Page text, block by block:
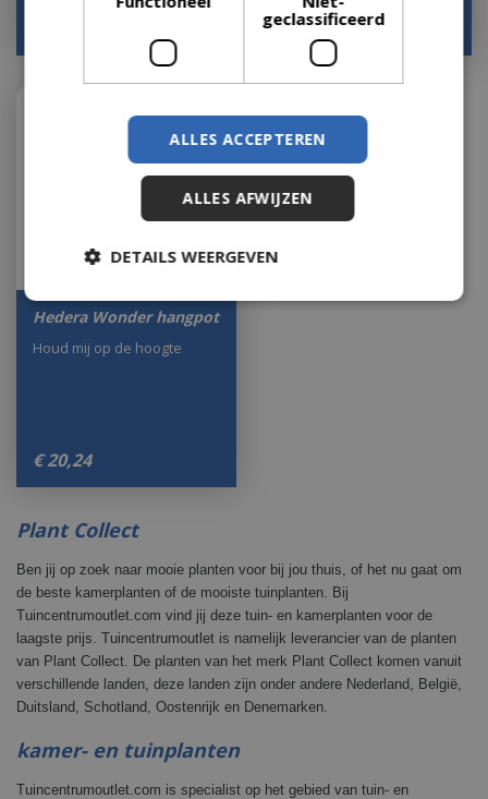
€18,50
Hedera Wonder hangpot
€20,24
Houd mij op de hoogte
Plant Collect
Ben jij op zoek naar mooie planten voor bij jou thuis, of het nu gaat om
de beste kamerplanten of de mooiste tuinplanten. Bij
Tuincentrumoutlet.com vind jij deze tuin- en kamerplanten voor de
laagste prijs. Tuincentrumoutlet is namelijk leverancier van de planten
van Plant Collect. De planten van het merk Plant Collect komen vanuit
verschillende landen, deze landen zijn onder andere Nederland, België,
Duitsland, Schotland, Oostenrijk en Denemarken.
kamer- en tuinplanten
Tuincentrumoutlet.com is specialist op het gebied van tuin- en
geclassificeerd
ALLES ACCEPTEREN
ALLES AFWIJZEN
DETAILS WEERGEVEN